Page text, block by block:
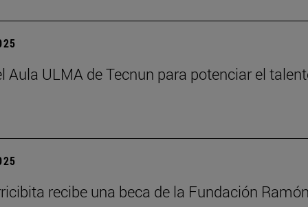
Aula ULMA de Tecnun para potenciar el
recibe una beca de la Fundación